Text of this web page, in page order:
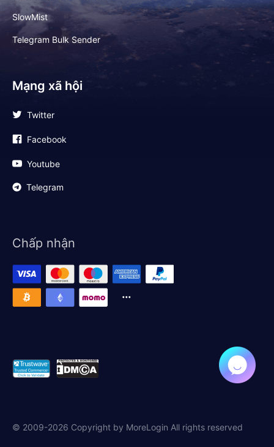
SlowMist
Telegram Bulk Sender
Mạng xã hội
Twitter
Facebook
Youtube
Telegram
Chấp nhận
© 2009-2026 Copyright by MoreLogin All rights reserved